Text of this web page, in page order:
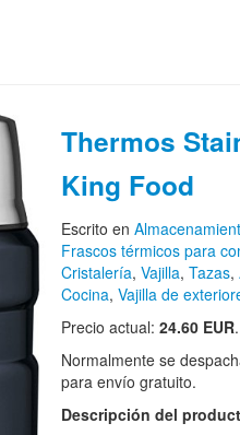
Thermos
King Food
Escrito en
Frascos térmicos para
Cristalería, Vajilla, Tazas,
Cocina, Vajilla de
Precio actual: 24.60 EUR.
Normalmente se
para envío gratuito.
Descripción del